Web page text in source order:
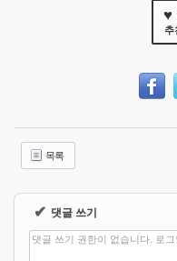
♥
추
목록
✔ 댓글 쓰기
댓글 쓰기 권한이 없습니다. 로